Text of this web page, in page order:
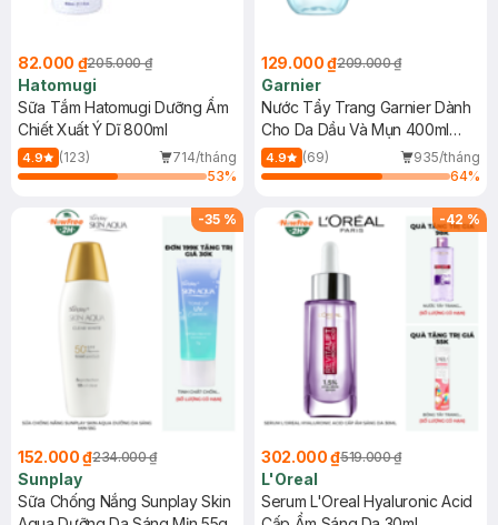
82.000 ₫205.000 ₫
Hatomugi
Sữa Tắm Hatomugi Dưỡng Ẩm
Chiết Xuất Ý Dĩ 800ml
4.9 (123)
714/tháng
53%
129.000 ₫209.000 ₫
Garnier
Nước Tẩy Trang Garnier Dành
Cho Da Dầu Và Mụn 400ml
(Mới)
4.9 (69)
935/tháng
64%
-35 %
152.000 ₫234.000 ₫
Sunplay
Sữa Chống Nắng Sunplay Skin
-42 %
302.000 ₫519.000 ₫
L'Oreal
Serum L'Oreal Hyaluronic Acid